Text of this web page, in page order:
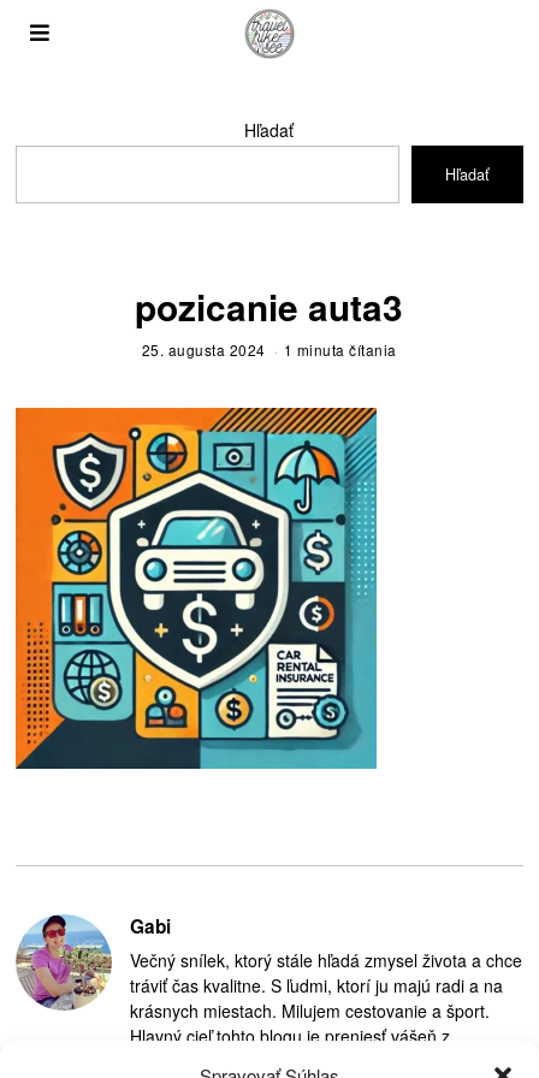
Hľadať
Hľadať
pozicanie auta3
25. augusta 2024 1 minuta čítania
Gabi
Večný snílek, ktorý stále hľadá zmysel života a chce
tráviť čas kvalitne. S ľudmi, ktorí ju majú radi a na
krásnych miestach. Milujem cestovanie a šport.
Hlavný cieľ tohto blogu je preniesť vášeň z